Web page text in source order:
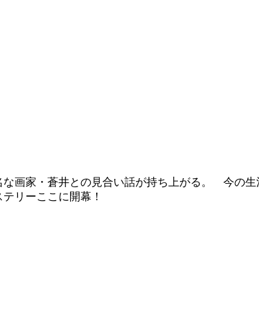
画家・蒼井との見合い話が持ち上がる。 今の
リーここに開幕！